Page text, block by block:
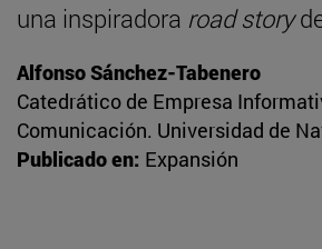
una inspiradora road story
Alfonso Sánchez-Tabenero
Catedrático de Empresa
Comunicación. Universidad de
Publicado en: Expansión